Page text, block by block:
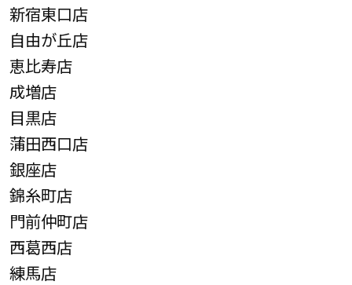
新宿東口店
自由が丘店
恵比寿店
成増店
目黒店
蒲田西口店
銀座店
錦糸町店
門前仲町店
西葛西店
練馬店